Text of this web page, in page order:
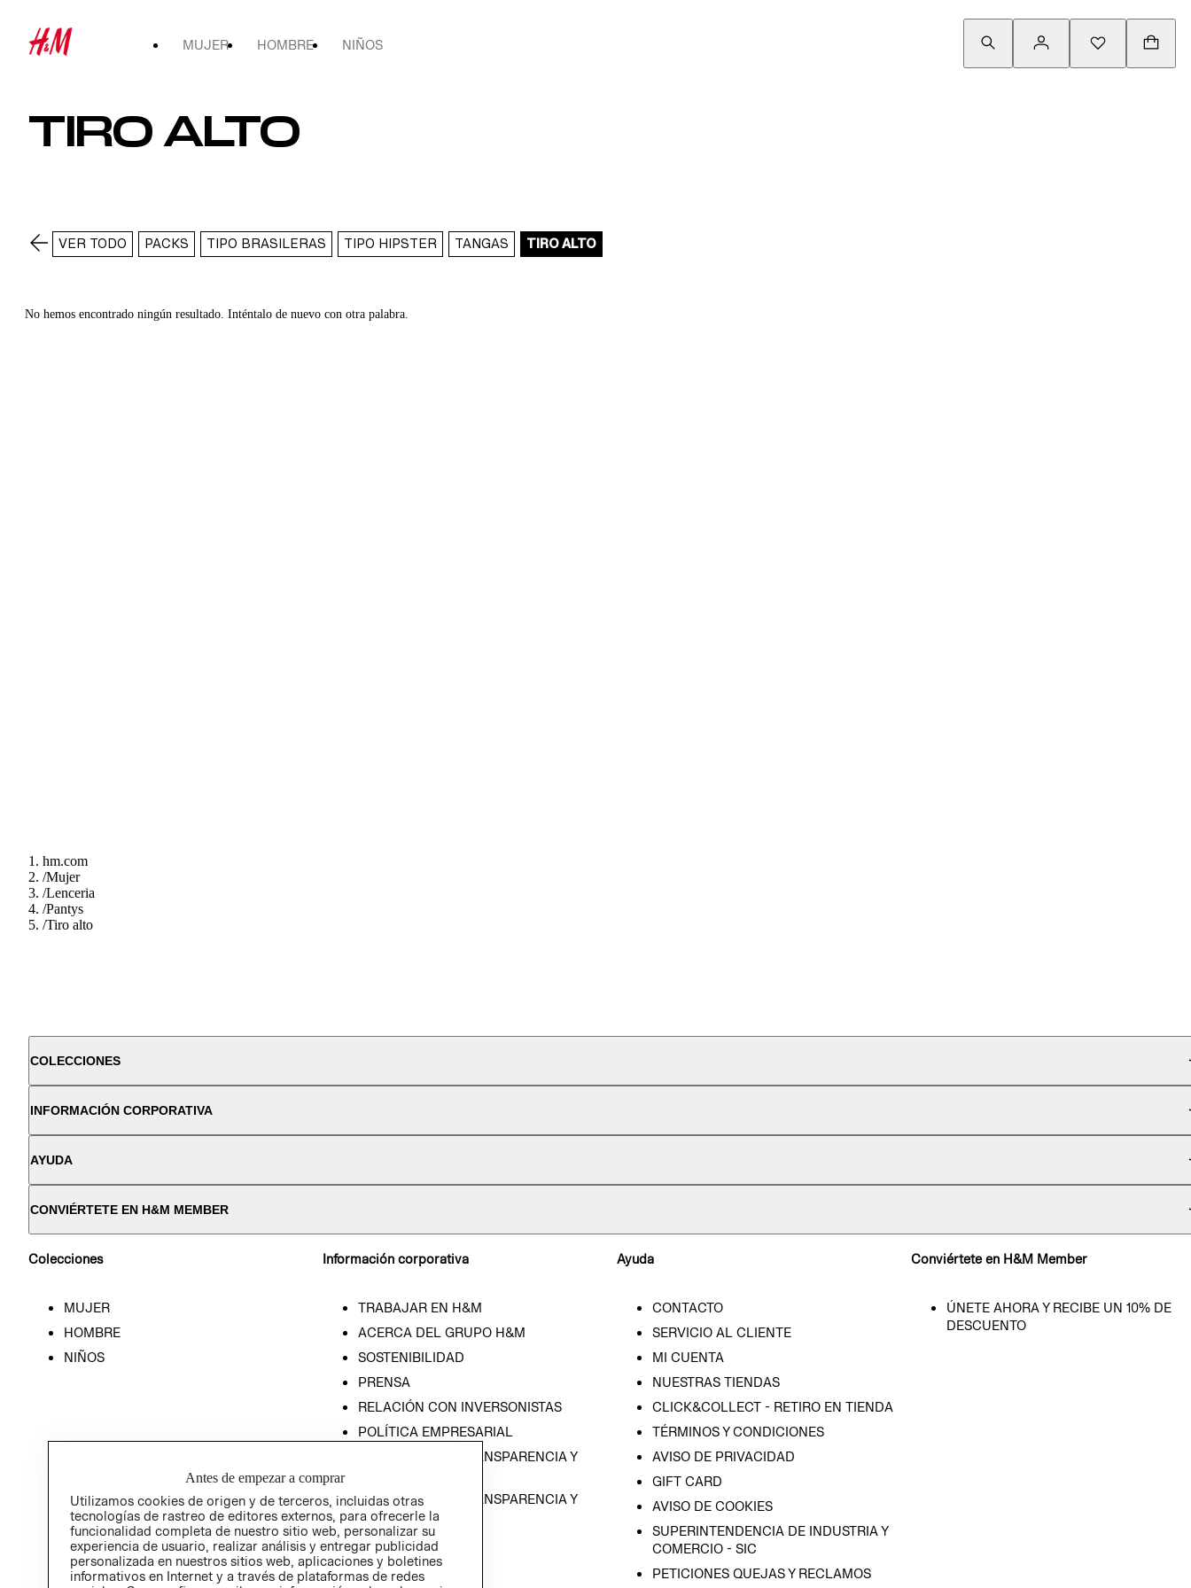
MUJER HOMBRE NIÑOS
TIRO ALTO
VER TODO PACKS TIPO BRASILERAS TIPO HIPSTER TANGAS TIRO ALTO
No hemos encontrado ningún resultado. Inténtalo de nuevo con otra palabra.
hm.com
/Mujer
/Lenceria
/Pantys
/Tiro alto
COLECCIONES
INFORMACIÓN CORPORATIVA
AYUDA
CONVIÉRTETE EN H&M MEMBER
Colecciones
MUJER
HOMBRE
NIÑOS
Información corporativa
TRABAJAR EN H&M
ACERCA DEL GRUPO H&M
SOSTENIBILIDAD
PRENSA
RELACIÓN CON INVERSONISTAS
POLÍTICA EMPRESARIAL
PROGRAMA DE TRANSPARENCIA Y
PROGRAMA DE TRANSPARENCIA Y
ÉTICA (INGLÉS)
Ayuda
CONTACTO
SERVICIO AL CLIENTE
MI CUENTA
NUESTRAS TIENDAS
CLICK&COLLECT - RETIRO EN TIENDA
TÉRMINOS Y CONDICIONES
AVISO DE PRIVACIDAD
GIFT CARD
AVISO DE COOKIES
SUPERINTENDENCIA DE INDUSTRIA Y
COMERCIO - SIC
PETICIONES QUEJAS Y RECLAMOS
Conviértete en H&M Member
ÚNETE AHORA Y RECIBE UN 10% DE
DESCUENTO
Antes de empezar a comprar
Utilizamos cookies de origen y de terceros, incluidas otras
tecnologías de rastreo de editores externos, para ofrecerle la
funcionalidad completa de nuestro sitio web, personalizar su
experiencia de usuario, realizar análisis y entregar publicidad
personalizada en nuestros sitios web, aplicaciones y boletines
informativos en Internet y a través de plataformas de redes